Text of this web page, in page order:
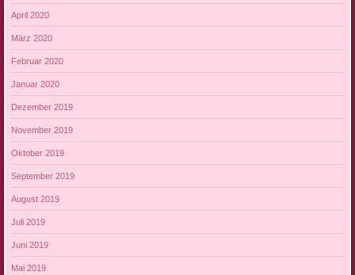
April 2020
März 2020
Februar 2020
Januar 2020
Dezember 2019
November 2019
Oktober 2019
September 2019
August 2019
Juli 2019
Juni 2019
Mai 2019